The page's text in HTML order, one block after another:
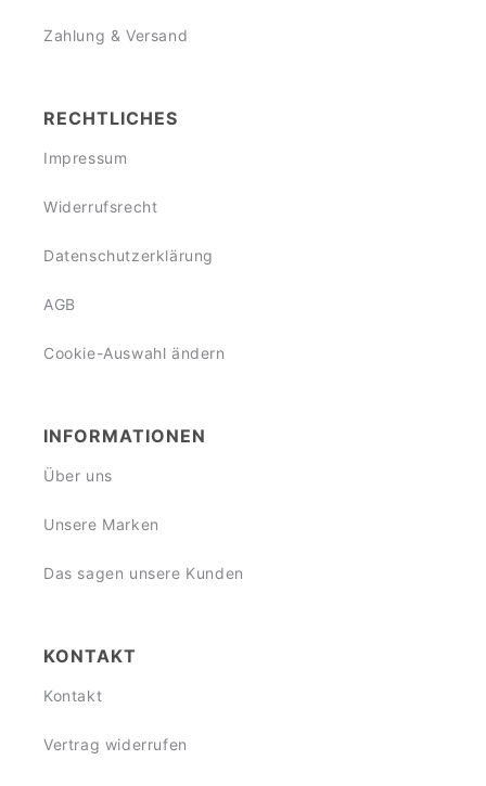
Zahlung & Versand
RECHTLICHES
Impressum
Widerrufsrecht
Datenschutzerklärung
AGB
Cookie-Auswahl ändern
INFORMATIONEN
Über uns
Unsere Marken
Das sagen unsere Kunden
KONTAKT
Kontakt
Vertrag widerrufen